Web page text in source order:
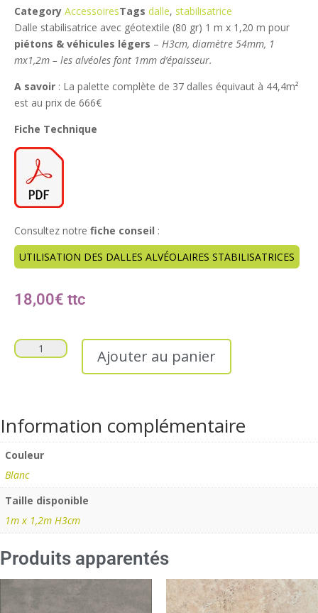
Category AccessoiresTags dalle, stabilisatrice
Dalle stabilisatrice avec géotextile (80 gr) 1 m x 1,20 m pour
piétons & véhicules légers – H3cm, diamètre 54mm, 1
mx1,2m – les alvéoles font 1mm d’épaisseur.
A savoir : La palette complète de 37 dalles équivaut à 44,4m²
est au prix de 666€
Fiche Technique
Consultez notre fiche conseil :
UTILISATION DES DALLES ALVÉOLAIRES STABILISATRICES
18,00€
Ajouter au panier
Information complémentaire
Couleur
Blanc
Taille disponible
1m x 1,2m H3cm
Produits apparentés